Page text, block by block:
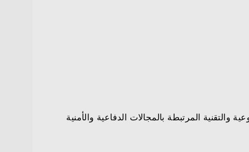
المرتبطة بالمجالات الدفاعية والأمنية